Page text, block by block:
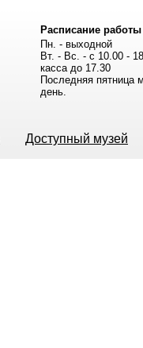
Расписание
Пн. - выходной
Вт. - Вс. - с 10.00 -
касса до 17.30
Последняя пятница
день.
Доступный музей